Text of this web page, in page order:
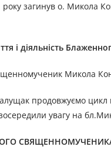
загинув о. Микола
і діяльність
Микола
продовжуємо цикл
увагу на